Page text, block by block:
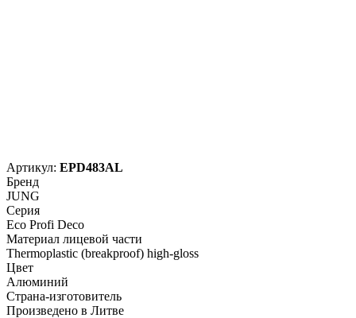
Артикул: EPD483AL
Бренд
JUNG
Серия
Eco Profi Deco
Материал лицевой части
Thermoplastic (breakproof) high-gloss
Цвет
Алюминий
Страна-изготовитель
Произведено в Литве